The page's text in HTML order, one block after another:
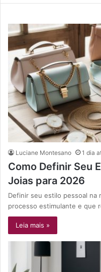
Luciane Montesano 1 dia
Como Definir Seu
Joias para 2026
Definir seu estilo pessoal na
processo estimulante e que
Leia mais »